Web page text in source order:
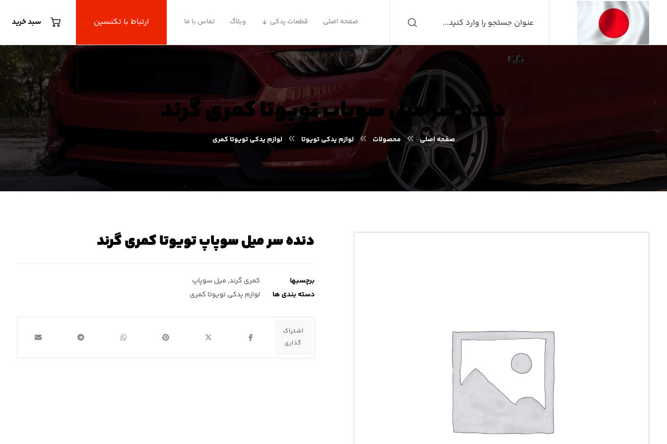
سبد خرید ارتباط با تکنسین صفحه اصلی قطعات یدکی وبلاگ تماس با ما
دنده سر میل سوپاپ تویوتا کمری گرند
صفحه اصلی محصولات لوازم یدکی تویوتا لوازم یدکی تویوتا کمری
دنده سر میل سوپاپ تویوتا کمری گرند
برچسبها کمری گرند, میل سوپاپ
دسته بندی ها
لوازم یدکی تویوتا کمری